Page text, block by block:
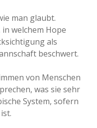
man glaubt.
welchem Hope
als
beschwert.
von Menschen
was sie sehr
System, sofern